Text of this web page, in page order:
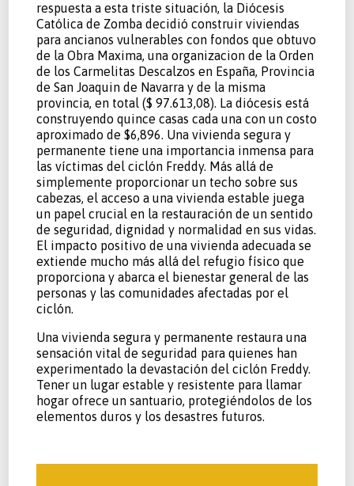
respuesta a esta triste situación, la Diócesis
Católica de Zomba decidió construir viviendas
para ancianos vulnerables con fondos que obtuvo
de la Obra Maxima, una organizacion de la Orden
de los Carmelitas Descalzos en España, Provincia
de San Joaquin de Navarra y de la misma
provincia, en total ($ 97.613,08). La diócesis está
construyendo quince casas cada una con un costo
aproximado de $6,896. Una vivienda segura y
permanente tiene una importancia inmensa para
las víctimas del ciclón Freddy. Más allá de
simplemente proporcionar un techo sobre sus
cabezas, el acceso a una vivienda estable juega
un papel crucial en la restauración de un sentido
de seguridad, dignidad y normalidad en sus vidas.
El impacto positivo de una vivienda adecuada se
extiende mucho más allá del refugio físico que
proporciona y abarca el bienestar general de las
personas y las comunidades afectadas por el
ciclón.
Una vivienda segura y permanente restaura una
sensación vital de seguridad para quienes han
experimentado la devastación del ciclón Freddy.
Tener un lugar estable y resistente para llamar
hogar ofrece un santuario, protegiéndolos de los
elementos duros y los desastres futuros.